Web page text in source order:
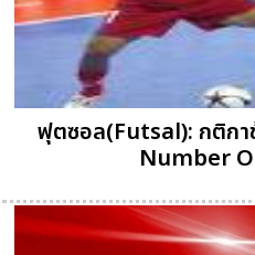
ฟุตซอล(Futsal): กติกา
Number